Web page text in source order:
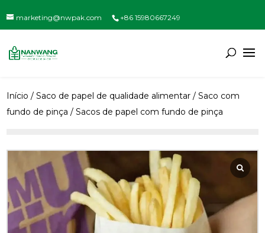
marketing@nwpak.com +86 15980667249
Início /Saco de papel de qualidade alimentar /Saco com
fundo de pinça / Sacos de papel com fundo de pinça